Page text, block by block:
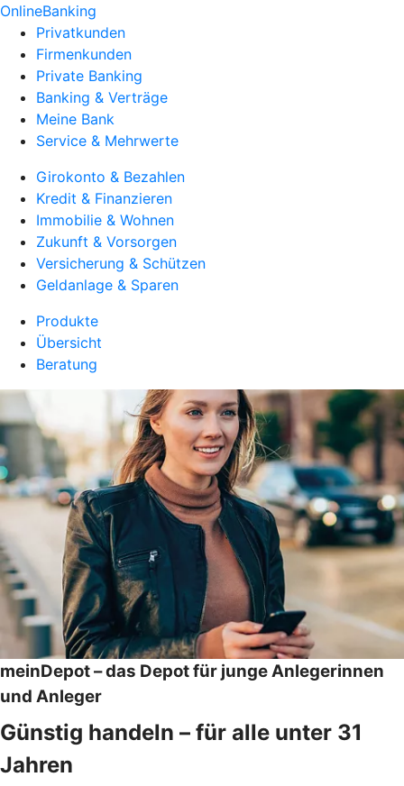
OnlineBanking
Privatkunden
Firmenkunden
Private Banking
Banking & Verträge
Meine Bank
Service & Mehrwerte
Girokonto & Bezahlen
Kredit & Finanzieren
Immobilie & Wohnen
Zukunft & Vorsorgen
Versicherung & Schützen
Geldanlage & Sparen
Produkte
Übersicht
Beratung
meinDepot – das Depot für junge Anlegerinnen
und Anleger
Günstig handeln – für alle unter 31
Jahren